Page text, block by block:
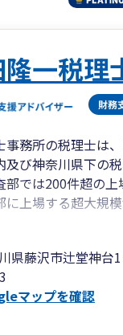
一税理
事務所の税理士は
及び神奈川県下の
部では200件超の上
に上場する超大規
その他多くの幅広
官時代の様々な調
に備えた記帳指導
ファースト！」を
県藤沢市辻堂神台
マップを確認